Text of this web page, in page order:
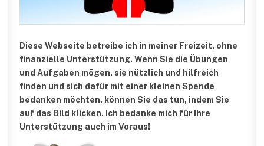
Diese Webseite betreibe ich in meiner Freizeit, ohne
finanzielle Unterstützung.Wenn Sie die Übungen
und Aufgaben mögen, sie nützlich und hilfreich
finden und sich dafür mit einer kleinen Spende
bedanken möchten, können Sie das tun, indem Sie
auf das Bild klicken. Ich bedanke mich für Ihre
Unterstützung auch im Voraus!